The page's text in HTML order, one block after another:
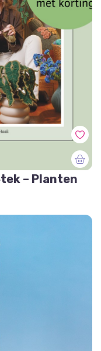
– Planten